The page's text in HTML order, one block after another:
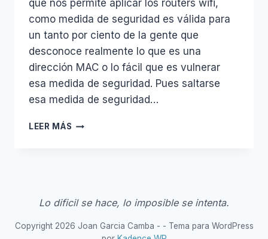
que nos permite aplicar los routers wifi,
como medida de seguridad es válida para
un tanto por ciento de la gente que
desconoce realmente lo que es una
dirección MAC o lo fácil que es vulnerar
esa medida de seguridad. Pues saltarse
esa medida de seguridad…
LEER MÁS FILTRADO
Lo dificil se hace, lo imposible se intenta.
Copyright 2026 Joan Garcia Camba - - Tema para WordPress